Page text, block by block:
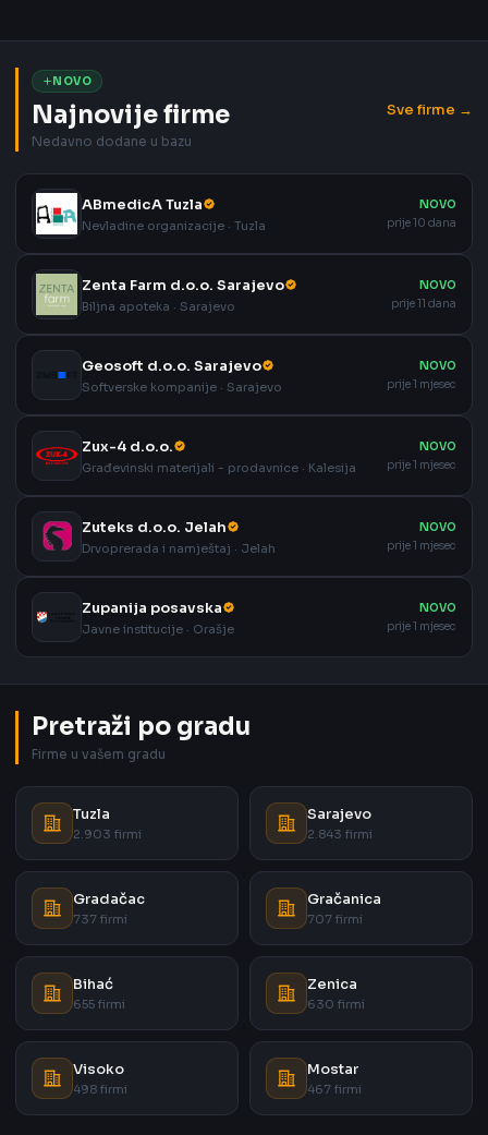
NOVO
Najnovije firme
Nedavno dodane u bazu
Sve firme →
ABmedicA Tuzla
Nevladine organizacije · Tuzla
NOVO
prije 10 dana
Zenta Farm d.o.o. Sarajevo
Biljna apoteka · Sarajevo
NOVO
prije 11 dana
Geosoft d.o.o. Sarajevo
Softverske kompanije · Sarajevo
NOVO
prije 1 mjesec
Zux-4 d.o.o.
Građevinski materijali - prodavnice · Kalesija
NOVO
prije 1 mjesec
Zuteks d.o.o. Jelah
Drvoprerada i namještaj · Jelah
NOVO
prije 1 mjesec
Zupanija posavska
Javne institucije · Orašje
NOVO
prije 1 mjesec
Pretraži po gradu
Firme u vašem gradu
Tuzla
2.903 firmi
Sarajevo
2.843 firmi
Gradačac
737 firmi
Gračanica
707 firmi
Bihać
655 firmi
Zenica
630 firmi
Visoko
498 firmi
Mostar
467 firmi